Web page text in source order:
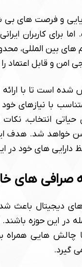
و فرصت های
برای کاربران
های بین المللی،
امن و قابل اعتماد
شده است تا با ارائه
با نیازهای
حیاتی انتخاب،
خواهد شد. هدف
های خود در
به صرافی های
دیجیتال
در این حوزه باشند.
چالش هایی همراه
گیرد.